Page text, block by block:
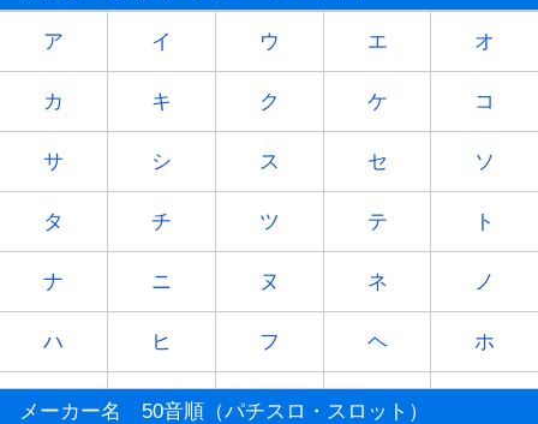
ア イ ウ エ オ
カ キ ク ケ コ
サ シ ス セ ソ
タ チ ツ テ ト
ナ ニ ヌ ネ ノ
ハ ヒ フ ヘ ホ
マ ミ ム メ
メーカー名 50音順（パチスロ・スロット）